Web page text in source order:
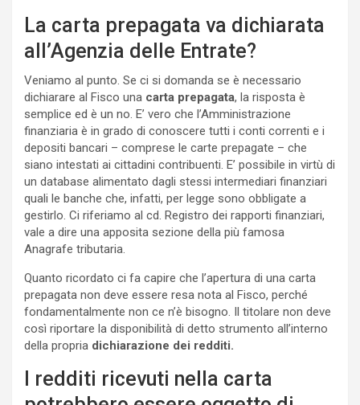
La carta prepagata va dichiarata
all’Agenzia delle Entrate?
Veniamo al punto. Se ci si domanda se è necessario
dichiarare al Fisco una carta prepagata, la risposta è
semplice ed è un no. E’ vero che l’Amministrazione
finanziaria è in grado di conoscere tutti i conti correnti e i
depositi bancari – comprese le carte prepagate – che
siano intestati ai cittadini contribuenti. E’ possibile in virtù di
un database alimentato dagli stessi intermediari finanziari
quali le banche che, infatti, per legge sono obbligate a
gestirlo. Ci riferiamo al cd. Registro dei rapporti finanziari,
vale a dire una apposita sezione della più famosa
Anagrafe tributaria.
Quanto ricordato ci fa capire che l’apertura di una carta
prepagata non deve essere resa nota al Fisco, perché
fondamentalmente non ce n’è bisogno. Il titolare non deve
così riportare la disponibilità di detto strumento all’interno
della propria dichiarazione dei redditi.
I redditi ricevuti nella carta